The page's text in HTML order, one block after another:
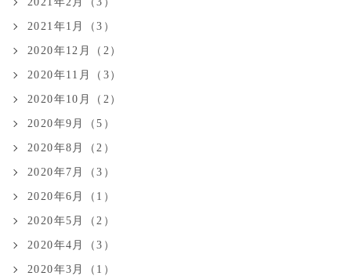
2021年1月（3）
2020年12月（2）
2020年11月（3）
2020年10月（2）
2020年9月（5）
2020年8月（2）
2020年7月（3）
2020年6月（1）
2020年5月（2）
2020年4月（3）
2020年3月（1）